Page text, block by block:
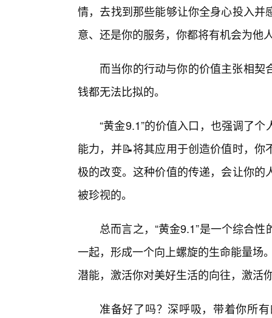
情，去找到那些能够让你全身心投入
意、还是你的服务，你都将有机会为他
而当你的行动与你的价值主张相
钱都无法比拟的。
“黄金9.1”的价值入口，也强调了
能力，并📝将其应用于创造价值时，
极的改变。这种价值的传递，会让你
被珍视的。
总而言之，“黄金9.1”是一个综合
一起，形成一个向上螺旋的生命能量场
潜能，激活你对美好生活的向往，激活
准备好了吗？深呼吸，带着你所